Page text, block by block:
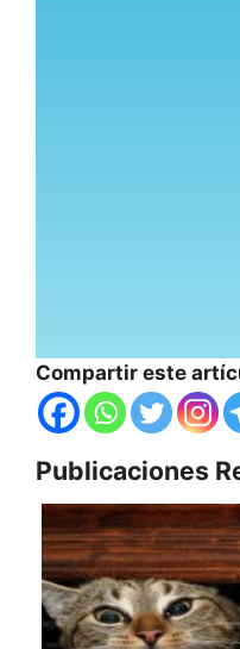
Compartir este
Publicaciones